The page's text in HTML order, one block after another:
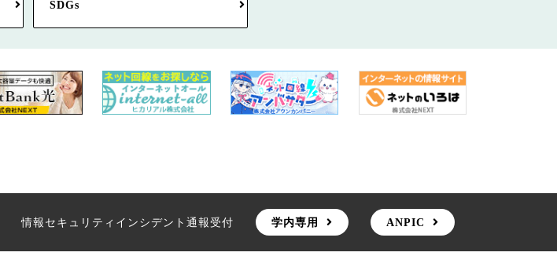
SDGs
情報セキュリティインシデント通報受付 学内専用 ANPIC